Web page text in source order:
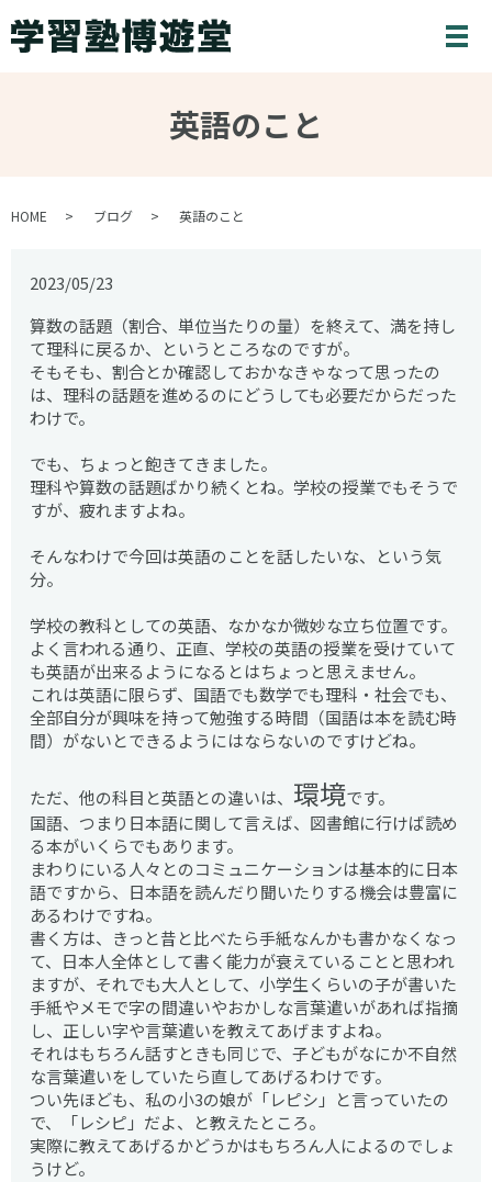
メ
英語のこと
HOME ブログ 英語のこと
2023/05/23
算数の話題（割合、単位当たりの量）を終えて、満を持し
て理科に戻るか、というところなのですが。
そもそも、割合とか確認しておかなきゃなって思ったの
は、理科の話題を進めるのにどうしても必要だからだった
わけで。
でも、ちょっと飽きてきました。
理科や算数の話題ばかり続くとね。学校の授業でもそうで
すが、疲れますよね。
そんなわけで今回は英語のことを話したいな、という気
分。
学校の教科としての英語、なかなか微妙な立ち位置です。
よく言われる通り、正直、学校の英語の授業を受けていて
も英語が出来るようになるとはちょっと思えません。
これは英語に限らず、国語でも数学でも理科・社会でも、
全部自分が興味を持って勉強する時間（国語は本を読む時
間）がないとできるようにはならないのですけどね。
ただ、他の科目と英語との違いは、 環境です。
国語、つまり日本語に関して言えば、図書館に行けば読め
る本がいくらでもあります。
まわりにいる人々とのコミュニケーションは基本的に日本
語ですから、日本語を読んだり聞いたりする機会は豊富に
あるわけですね。
書く方は、きっと昔と比べたら手紙なんかも書かなくなっ
て、日本人全体として書く能力が衰えていることと思われ
ますが、それでも大人として、小学生くらいの子が書いた
手紙やメモで字の間違いやおかしな言葉遣いがあれば指摘
し、正しい字や言葉遣いを教えてあげますよね。
それはもちろん話すときも同じで、子どもがなにか不自然
な言葉遣いをしていたら直してあげるわけです。
つい先ほども、私の小3の娘が「レピシ」と言っていたの
で、「レシピ」だよ、と教えたところ。
実際に教えてあげるかどうかはもちろん人によるのでしょ
うけど。